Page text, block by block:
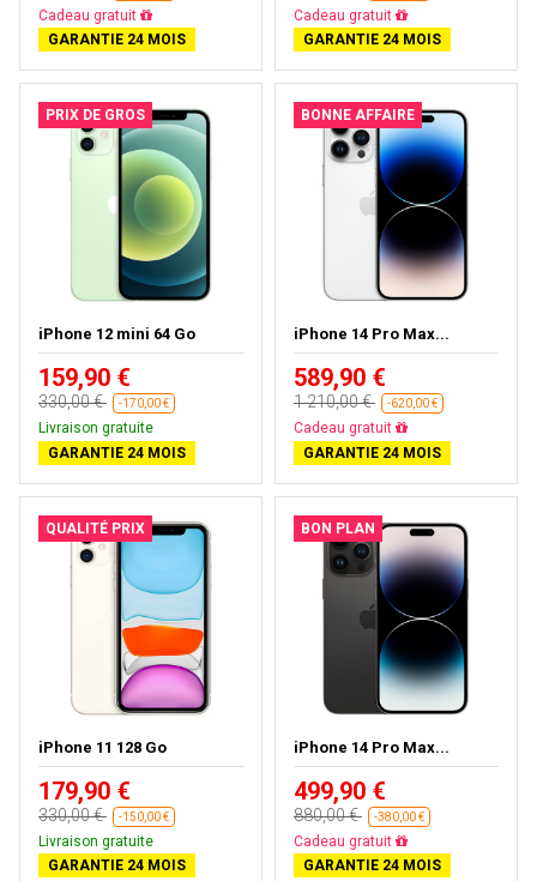
Livraison gratuite
GARANTIE 24 MOIS
Livraison gratuite
GARANTIE 24 MOIS
PRIX DE GROS
iPhone 12 mini 64 Go
159,90 €
330,00 € -170,00 €
Livraison gratuite
GARANTIE 24 MOIS
BONNE AFFAIRE
iPhone 14 Pro Max...
589,90 €
1 210,00 € -620,00 €
Livraison gratuite
GARANTIE 24 MOIS
QUALITÉ PRIX
iPhone 11 128 Go
179,90 €
330,00 € -150,00 €
Livraison gratuite
GARANTIE 24 MOIS
BON PLAN
iPhone 14 Pro Max...
499,90 €
880,00 € -380,00 €
Livraison gratuite
GARANTIE 24 MOIS